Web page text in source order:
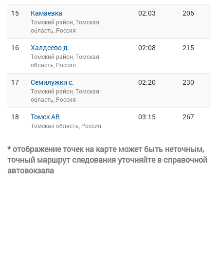
15 Камаевка
Томский район, Томская
область, Россия
02:03 206
16 Халдеево д.
Томский район, Томская
область, Россия
02:08 215
17 Семилужки с.
Томский район, Томская
область, Россия
02:20 230
18 Томск АВ
Томская область, Россия
03:15 267
* отображение точек на карте может быть неточным,
точный маршрут следования уточняйте в справочной
автовокзала